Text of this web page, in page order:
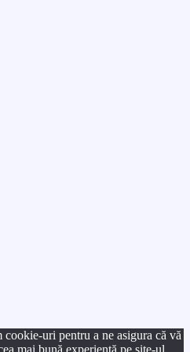
cookie-uri pentru a ne asigura că vă
mai bună experiență pe site-ul